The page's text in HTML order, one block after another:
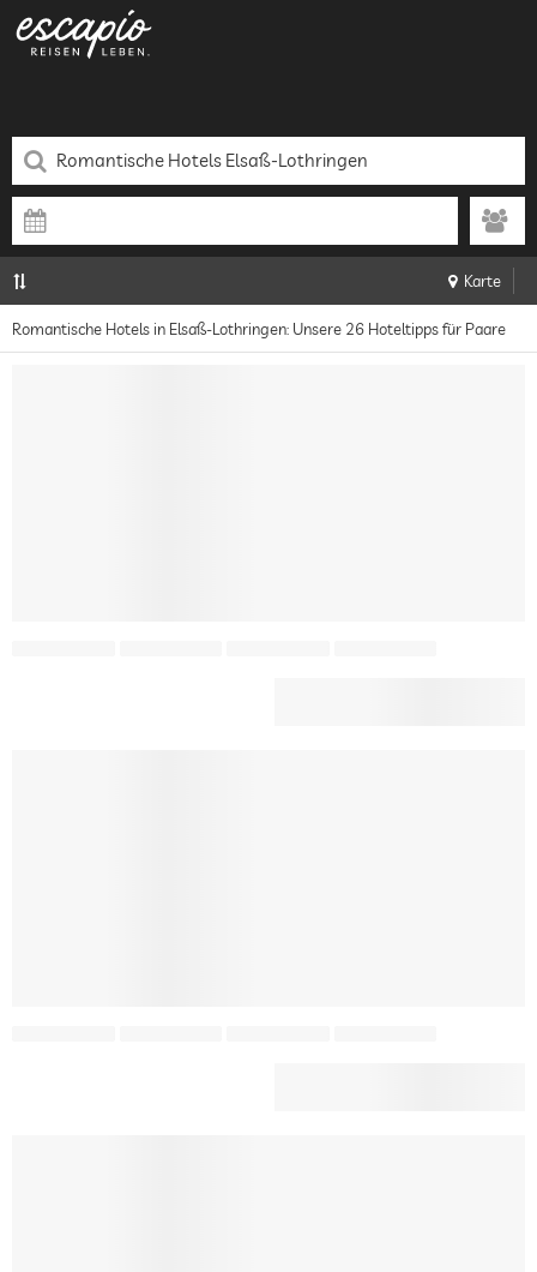
Karte
Romantische Hotels in Elsaß-Lothringen: Unsere 26 Hoteltipps für Paare